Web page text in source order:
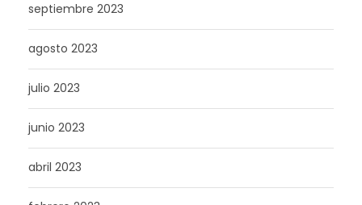
septiembre 2023
agosto 2023
julio 2023
junio 2023
abril 2023